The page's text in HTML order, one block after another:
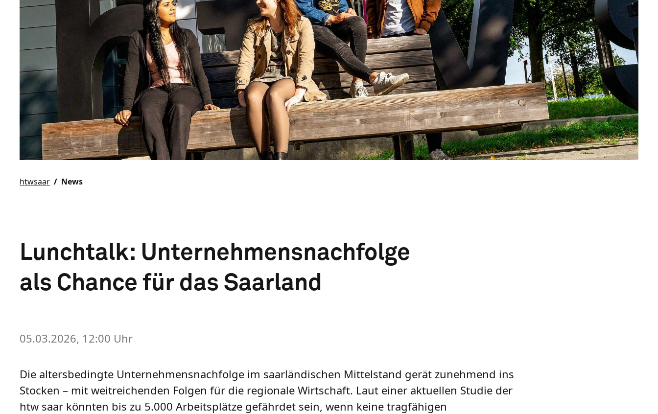
htwsaar News
Lunchtalk: Unternehmensnachfolge
als Chance für das Saarland
05.03.2026, 12:00 Uhr
Die altersbedingte Unternehmensnachfolge im saarländischen Mittelstand gerät zunehmend ins
Stocken – mit weitreichenden Folgen für die regionale Wirtschaft. Laut einer aktuellen Studie der
htw saar könnten bis zu 5.000 Arbeitsplätze gefährdet sein, wenn keine tragfähigen